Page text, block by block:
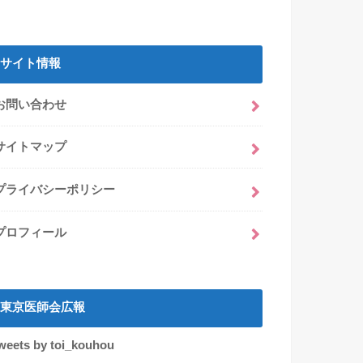
サイト情報
問い合わせ
イトマップ
ライバシーポリシー
ロフィール
東京医師会広報
by toi_kouhou